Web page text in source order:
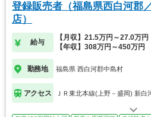
登録販売者（福島県西白河郡
店）
給与
【月収】21.5万円～27.0万円
【年収】308万円～450万円
勤務地 福島県 西白河郡中島村
アクセス ＪＲ東北本線(上野－盛岡) 新白